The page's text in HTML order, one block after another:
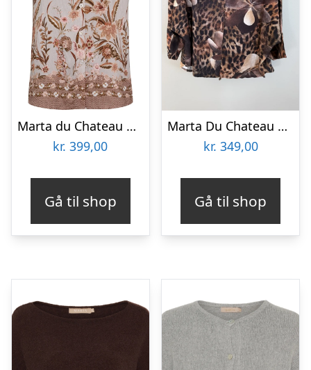
Marta du Chateau dame skjorte MdcJessalyn 8550 – Grey3142tps
kr. 399,00
Gå til shop
Marta Du Chateau Dame Skjorte MdcMirage 8717 – Moro6621vpf
kr. 349,00
Gå til shop